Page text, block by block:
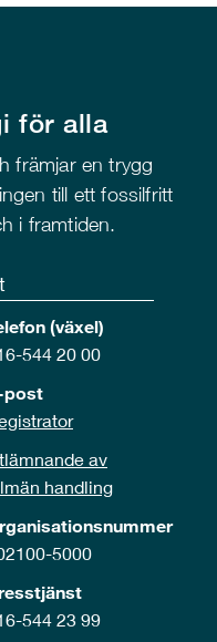
för alla
främjar en trygg
till ett fossilfritt
i framtiden.
(växel)
544 20 00
post
av
handling
5000
544 23 99